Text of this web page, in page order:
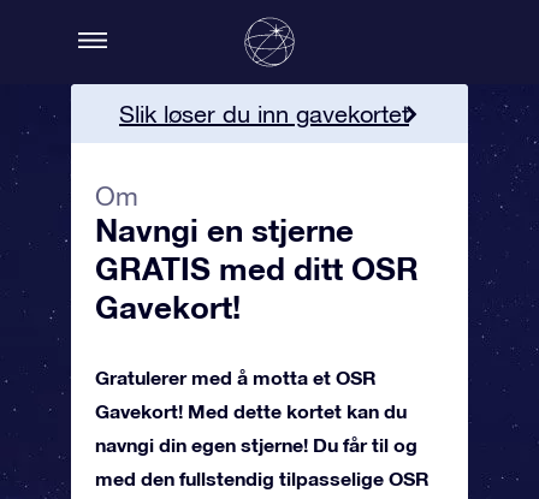
Slik løser du inn gavekortet
Bestill OSR Gavekortet!
Om
Navngi en stjerne
GRATIS med ditt OSR
Gavekort!
Gratulerer med å motta et OSR
Gavekort! Med dette kortet kan du
navngi din egen stjerne! Du får til og
med den fullstendig tilpasselige OSR